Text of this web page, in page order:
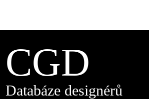
CGD
Databáze designérů